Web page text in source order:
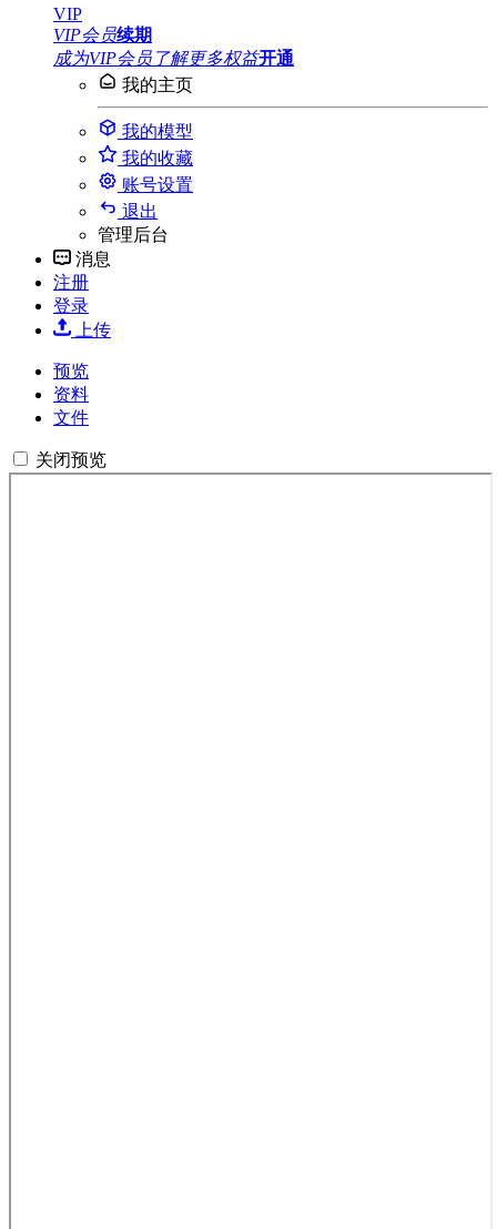
VIP
VIP会员续期
成为VIP会员 了解更多权益开通
我的主页
我的模型
我的收藏
账号设置
退出
管理后台
消息
注册
登录
上传
预览
资料
文件
关闭预览